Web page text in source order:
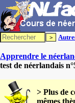
Apprendre le
test de néerlandais
> Plus de
mêmes